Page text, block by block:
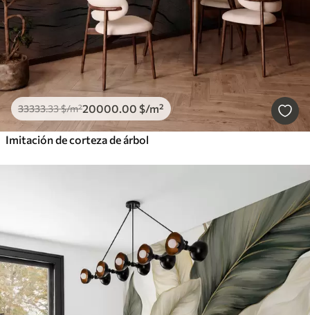
33333.33$/m²20000.00 $/m²
Imitación de corteza de árbol